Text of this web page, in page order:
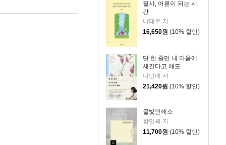
필사, 어른이 되는 시
간
나태주 저
16,650원 (10% 할인)
단 한 줄만 내 마음에
새긴다고 해도
나민애 저
21,420원 (10% 할인)
물빛인쇄소
함민복 저
11,700원 (10% 할인)